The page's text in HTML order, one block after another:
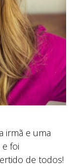
irmã e uma
e foi
de todos!